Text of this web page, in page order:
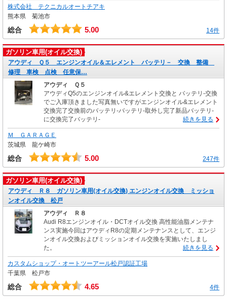
株式会社 テクニカルオートチアキ
熊本県 菊池市
総合 5.00 14件
ガソリン車用(オイル交換)
アウディ Ｑ５ エンジンオイル＆エレメント バッテリ－ 交換 整備
修理 車検 点検 任意保…
アウディ Ｑ５
アウディQ5のエンジンオイル&エレメント交換と バッテリ-交換
でご入庫頂きました写真無いですがエンジンオイル&エレメント
交換完了交換前のバッテリ-バッテリ-取外し完了新品バッテリ-
に交換完了バッテリ-
続きを見る
Ｍ ＧＡＲＡＧＥ
茨城県 龍ケ崎市
総合 5.00 247件
ガソリン車用(オイル交換)
アウディ Ｒ８ ガソリン車用(オイル交換) エンジンオイル交換 ミッショ
ンオイル交換 松戸
アウディ Ｒ８
Audi R8エンジンオイル・DCTオイル交換 高性能油脂メンテナ
ンス実施今回はアウディR8の定期メンテナンスとして、エンジ
ンオイル交換およびミッションオイル交換を実施いたしまし
た。
続きを見る
カスタムショップ・オートツーアール松戸認証工場
千葉県 松戸市
総合 4.65 4件